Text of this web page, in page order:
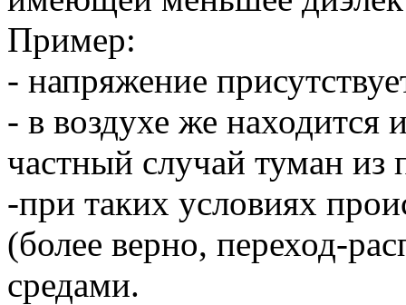
Пример:
- напряжение
- в воздухе же находится
частный случай туман из
-при таких условиях
(более верно, переход-
средами.